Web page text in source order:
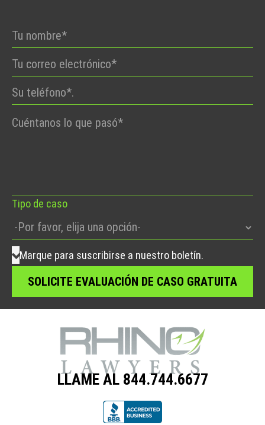
Por
Tipo de caso
Marque para suscribirse a nuestro boletín.
LLAME AL 844.744.6677